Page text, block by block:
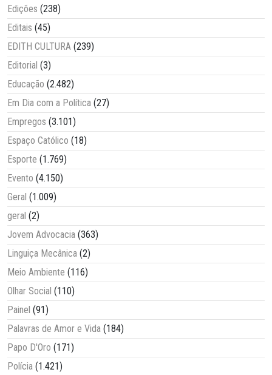
Edições (238)
Editais (45)
EDITH CULTURA (239)
Editorial (3)
Educação (2.482)
Em Dia com a Política (27)
Empregos (3.101)
Espaço Católico (18)
Esporte (1.769)
Evento (4.150)
Geral (1.009)
geral (2)
Jovem Advocacia (363)
Linguiça Mecânica (2)
Meio Ambiente (116)
Olhar Social (110)
Painel (91)
Palavras de Amor e Vida (184)
Papo D'Oro (171)
Polícia (1.421)